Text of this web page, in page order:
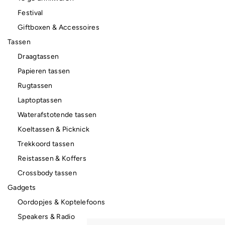
Festival
Giftboxen & Accessoires
Tassen
Draagtassen
Papieren tassen
Rugtassen
Laptoptassen
Waterafstotende tassen
Koeltassen & Picknick
Trekkoord tassen
Reistassen & Koffers
Crossbody tassen
Gadgets
Oordopjes & Koptelefoons
Speakers & Radio